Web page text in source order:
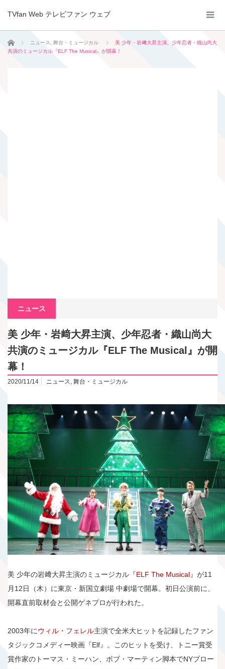
TVfan Web テレビファン ウェブ
ホーム ニュース 舞台・ミュージカル
美 少年・岩﨑大昇主演、少年忍者・織山尚大
共演のミュージカル『ELF The Musical』が開幕！
ニュース
美 少年・岩﨑大昇主演、少年忍者・織山尚大
共演のミュージカル『ELF The Musical』が開
幕！
2020/11/14 ニュース, 舞台・ミュージカル
美 少年の岩﨑大昇主演のミュージカル『ELF The Musical』が11
月12日（木）に東京・新国立劇場 中劇場で開幕。初日公演前に、
開幕直前取材会と公開ゲネプロが行われた。
2003年にウィル・フェレル主演で全米大ヒットを記録したファン
タジックコメディー映画『Elf』。このヒットを受け、トニー賞受
賞作家のトーマス・ミーハン、ボブ・マーティン脚本でNYブロー